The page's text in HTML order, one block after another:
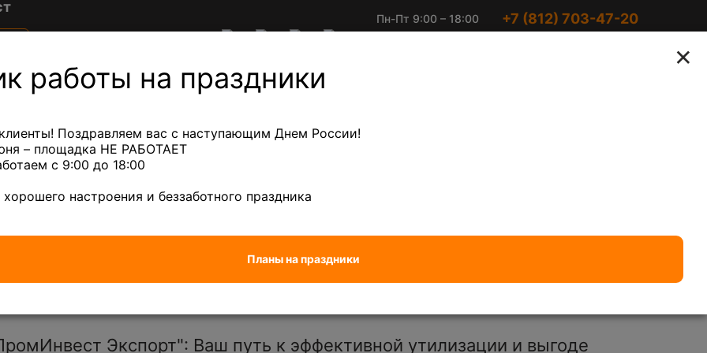
Пн-Пт 9:00 – 18:00
+7 (812) 703-47-20
Экспорт": Ваш путь к эффективной утилизации и выгоде
работы на праздники
Поздравляем вас с наступающим Днем России!
– площадка НЕ РАБОТАЕТ
с 9:00 до 18:00
настроения и беззаботного праздника
Планы на праздники
×